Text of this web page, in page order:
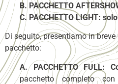
B. PACCHETTO
C. PACCHETTO LIGHT:
Di seguito, presentiamo in
pacchetto:
A. PACCHETTO FULL:
pacchetto completo